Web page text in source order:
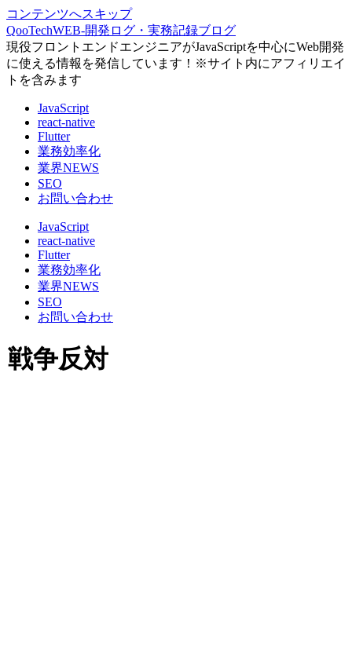
コンテンツへスキップ
QooTechWEB-開発ログ・実務記録ブログ
現役フロントエンドエンジニアがJavaScriptを中心にWeb開発
に使える情報を発信しています！※サイト内にアフィリエイ
トを含みます
JavaScript
react-native
Flutter
業務効率化
業界NEWS
SEO
お問い合わせ
JavaScript
react-native
Flutter
業務効率化
業界NEWS
SEO
お問い合わせ
戦争反対